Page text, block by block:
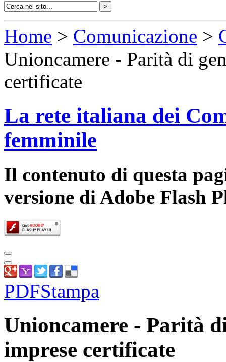
Home > Comunicazione >
Unioncamere - Parità di
certificate
La rete italiana dei
femminile
Il contenuto di questa
versione di Adobe Flash
PDFStampa
Unioncamere - Parità
imprese certificate